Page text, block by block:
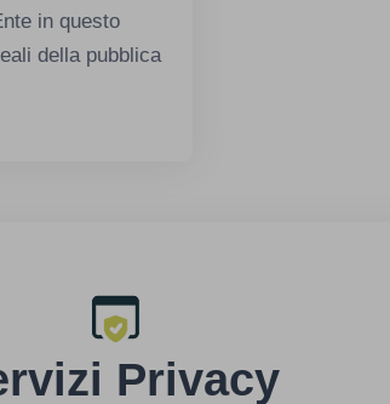
in questo
della pubblica
Privacy